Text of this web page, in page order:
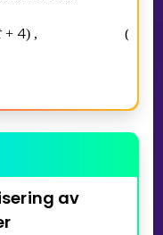
+ 4) , (
av